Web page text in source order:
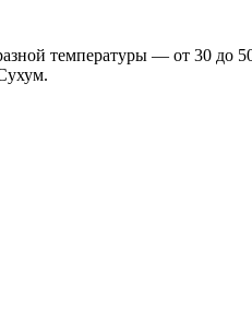
температуры — от 30 до